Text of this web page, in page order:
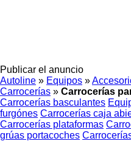
Publicar el anuncio
Autoline » Equipos »
Carrocerías » Carrocerías
Carrocerías basculantes
furgónes Carrocerías caja
Carrocerías plataformas
grúas portacoches